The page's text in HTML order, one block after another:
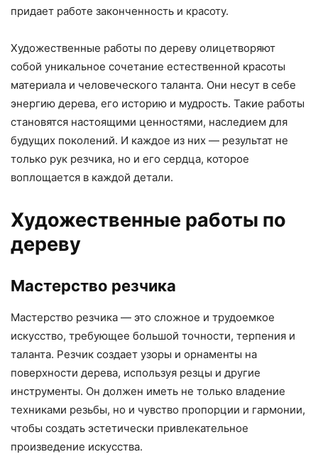
придает работе законченность и красоту.
Художественные работы по дереву олицетворяют
собой уникальное сочетание естественной красоты
материала и человеческого таланта. Они несут в себе
энергию дерева, его историю и мудрость. Такие работы
становятся настоящими ценностями, наследием для
будущих поколений. И каждое из них — результат не
только рук резчика, но и его сердца, которое
воплощается в каждой детали.
Художественные работы по
дереву
Мастерство резчика
Мастерство резчика — это сложное и трудоемкое
искусство, требующее большой точности, терпения и
таланта. Резчик создает узоры и орнаменты на
поверхности дерева, используя резцы и другие
инструменты. Он должен иметь не только владение
техниками резьбы, но и чувство пропорции и гармонии,
чтобы создать эстетически привлекательное
произведение искусства.